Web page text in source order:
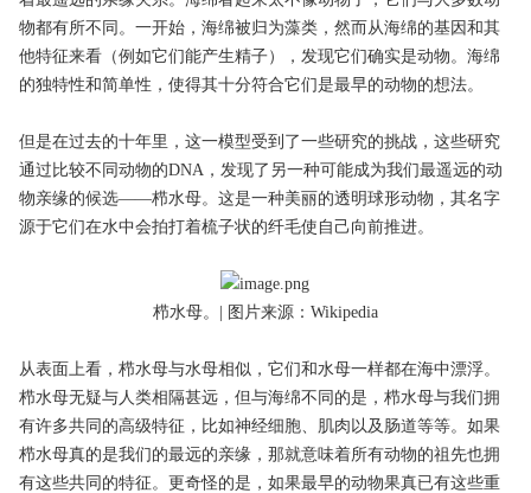
物都有所不同。一开始，海绵被归为藻类，然而从海绵的基因和其
他特征来看（例如它们能产生精子），发现它们确实是动物。海绵
的独特性和简单性，使得其十分符合它们是最早的动物的想法。
但是在过去的十年里，这一模型受到了一些研究的挑战，这些研究
通过比较不同动物的DNA，发现了另一种可能成为我们最遥远的动
物亲缘的候选——栉水母。这是一种美丽的透明球形动物，其名字
源于它们在水中会拍打着梳子状的纤毛使自己向前推进。
栉水母。| 图片来源：Wikipedia
从表面上看，栉水母与水母相似，它们和水母一样都在海中漂浮。
栉水母无疑与人类相隔甚远，但与海绵不同的是，栉水母与我们拥
有许多共同的高级特征，比如神经细胞、肌肉以及肠道等等。如果
栉水母真的是我们的最远的亲缘，那就意味着所有动物的祖先也拥
有这些共同的特征。更奇怪的是，如果最早的动物果真已有这些重